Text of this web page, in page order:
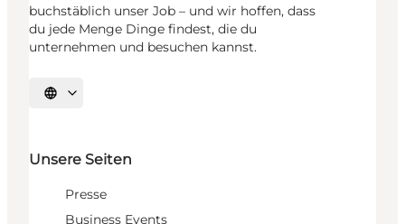
buchstäblich unser Job – und wir hoffen, dass
du jede Menge Dinge findest, die du
unternehmen und besuchen kannst.
Sprache auswählen
Unsere Seiten
Presse
Business Events